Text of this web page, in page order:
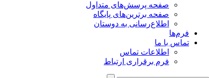
صفحه پرسش‌های متداول
صفحه برترین‌های پایگاه
اطلاع‌رسانی به دوستان
فرم‌ها
تماس با ما
اطلاعات تماس
فرم برقراری ارتباط